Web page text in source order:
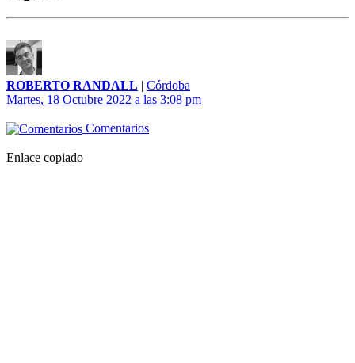
ROBERTO RANDALL | Córdoba
Martes, 18 Octubre 2022 a las 3:08 pm
Comentarios
Enlace copiado